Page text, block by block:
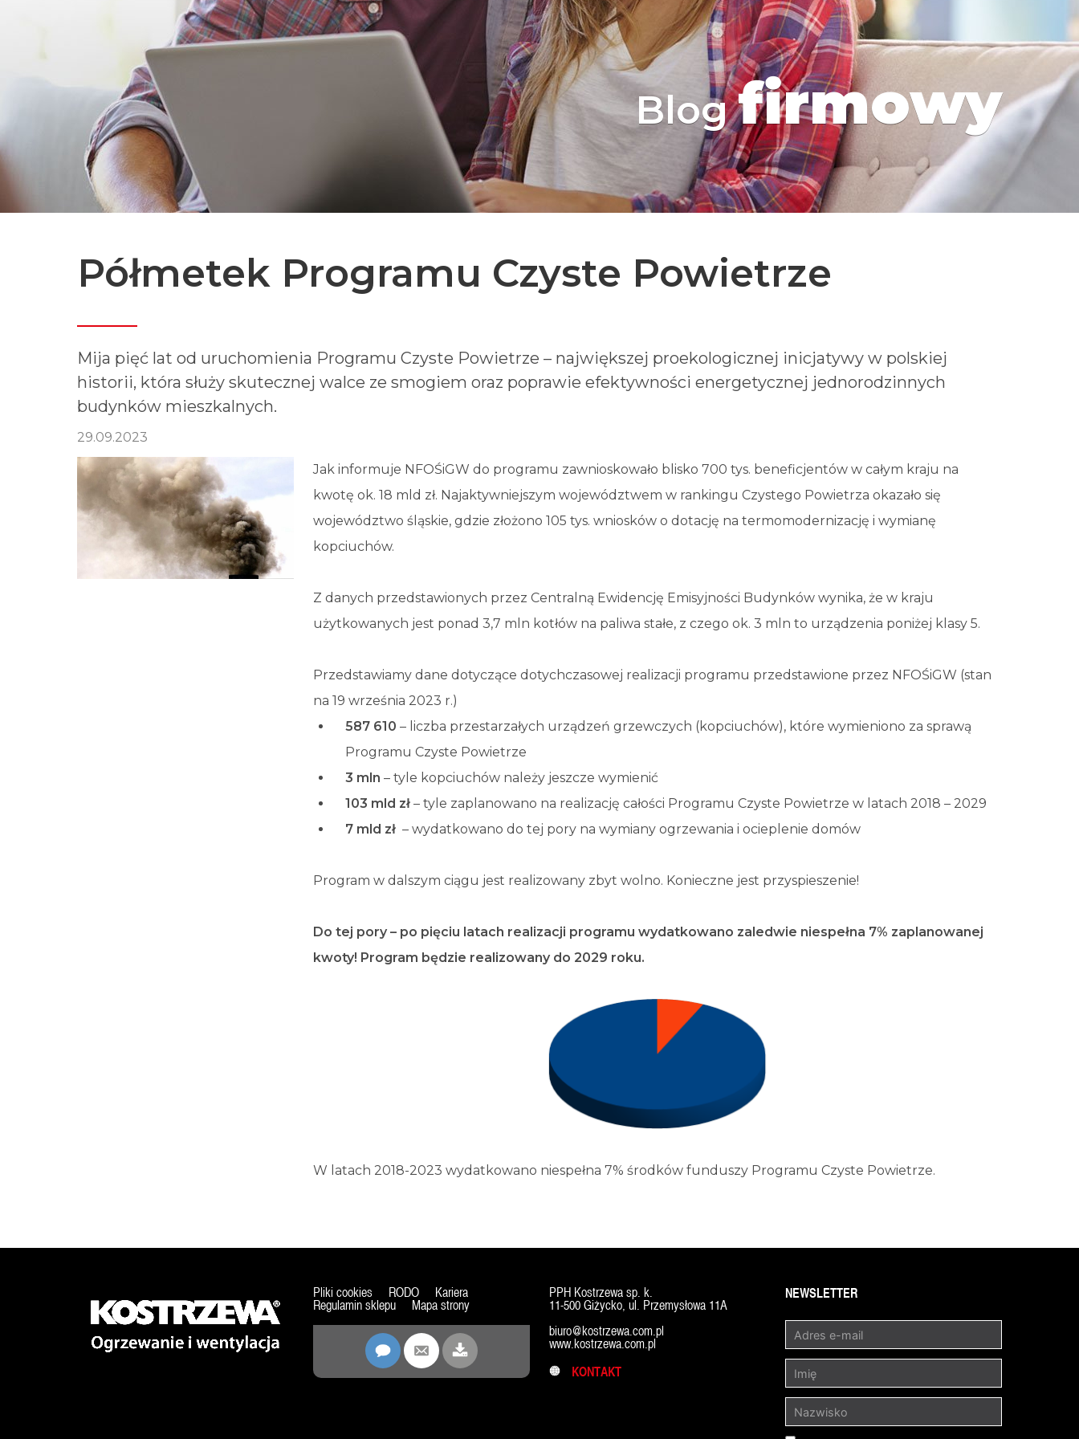
Blogfirmowy
Półmetek Programu Czyste Powietrze
Mija pięć lat od uruchomienia Programu Czyste Powietrze – największej proekologicznej inicjatywy w polskiej
historii, która służy skutecznej walce ze smogiem oraz poprawie efektywności energetycznej jednorodzinnych
budynków mieszkalnych.
29.09.2023
Jak informuje NFOŚiGW do programu zawnioskowało blisko 700 tys. beneficjentów w całym kraju na
kwotę ok. 18 mld zł. Najaktywniejszym województwem w rankingu Czystego Powietrza okazało się
województwo śląskie, gdzie złożono 105 tys. wniosków o dotację na termomodernizację i wymianę
kopciuchów.
Z danych przedstawionych przez Centralną Ewidencję Emisyjności Budynków wynika, że w kraju
użytkowanych jest ponad 3,7 mln kotłów na paliwa stałe, z czego ok. 3 mln to urządzenia poniżej klasy 5.
Przedstawiamy dane dotyczące dotychczasowej realizacji programu przedstawione przez NFOŚiGW (stan
na 19 września 2023 r.)
587 610 – liczba przestarzałych urządzeń grzewczych (kopciuchów), które wymieniono za sprawą
Programu Czyste Powietrze
3 mln – tyle kopciuchów należy jeszcze wymienić
103 mld zł – tyle zaplanowano na realizację całości Programu Czyste Powietrze w latach 2018 – 2029
7 mld zł – wydatkowano do tej pory na wymiany ogrzewania i ocieplenie domów
Program w dalszym ciągu jest realizowany zbyt wolno. Konieczne jest przyspieszenie!
Do tej pory – po pięciu latach realizacji programu wydatkowano zaledwie niespełna 7% zaplanowanej
kwoty! Program będzie realizowany do 2029 roku.
W latach 2018-2023 wydatkowano niespełna 7% środków funduszy Programu Czyste Powietrze.
Pliki cookies RODO
Kariera
Regulamin sklepu
Mapa strony
PPH Kostrzewa sp. k.
11-500 Giżycko, ul. Przemysłowa 11A
biuro@kostrzewa.com.pl
www.kostrzewa.com.pl
KONTAKT
NEWSLETTER